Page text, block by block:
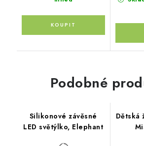
Podobné
Silikonové závěsné
LED světýlko, Elephant
Dětská